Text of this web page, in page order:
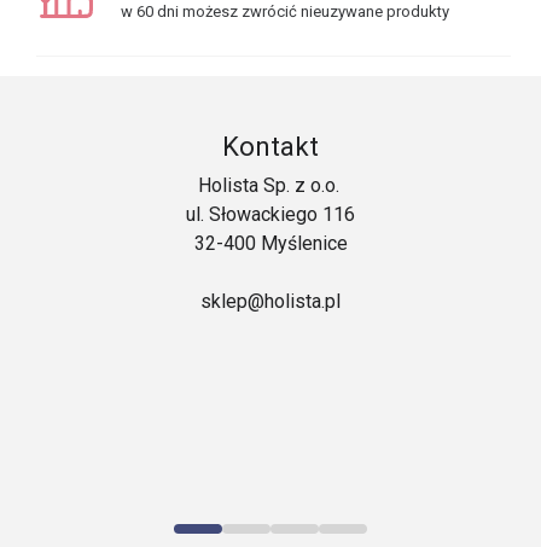
w 60 dni możesz zwrócić nieuzywane produkty
Kontakt
Holista Sp. z o.o.
ul. Słowackiego 116
32-400 Myślenice
sklep@holista.pl